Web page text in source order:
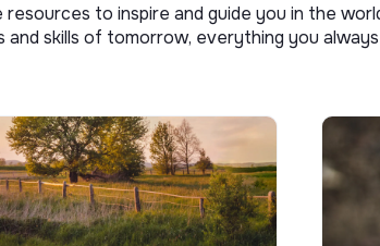
resources to inspire and guide you in the
and skills of tomorrow, everything you